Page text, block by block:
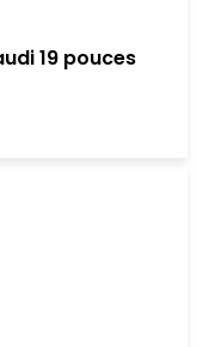
19 pouces